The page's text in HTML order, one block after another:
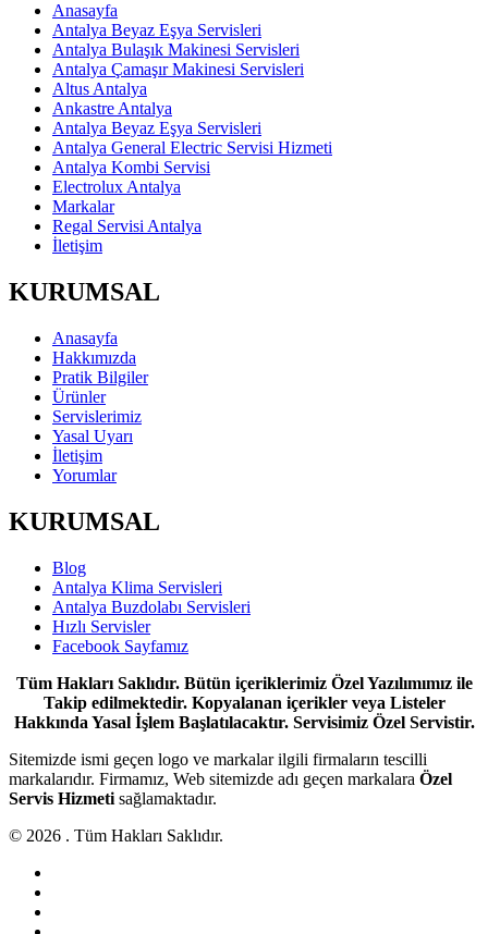
Anasayfa
Antalya Beyaz Eşya Servisleri
Antalya Bulaşık Makinesi Servisleri
Antalya Çamaşır Makinesi Servisleri
Altus Antalya
Ankastre Antalya
Antalya Beyaz Eşya Servisleri
Antalya General Electric Servisi Hizmeti
Antalya Kombi Servisi
Electrolux Antalya
Markalar
Regal Servisi Antalya
İletişim
KURUMSAL
Anasayfa
Hakkımızda
Pratik Bilgiler
Ürünler
Servislerimiz
Yasal Uyarı
İletişim
Yorumlar
KURUMSAL
Blog
Antalya Klima Servisleri
Antalya Buzdolabı Servisleri
Hızlı Servisler
Facebook Sayfamız
Tüm Hakları Saklıdır. Bütün içeriklerimiz Özel Yazılımımız ile
Takip edilmektedir. Kopyalanan içerikler veya Listeler
Hakkında Yasal İşlem Başlatılacaktır. Servisimiz Özel Servistir.
Sitemizde ismi geçen logo ve markalar ilgili firmaların tescilli
markalarıdır. Firmamız, Web sitemizde adı geçen markalara Özel
Servis Hizmeti sağlamaktadır.
© 2026 . Tüm Hakları Saklıdır.